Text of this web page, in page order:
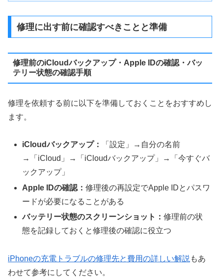
修理に出す前に確認すべきことと準備
修理前のiCloudバックアップ・Apple IDの確認・バッ
テリー状態の確認手順
修理を依頼する前に以下を準備しておくことをおすすめし
ます。
iCloudバックアップ：
「設定」→自分の名前
→「iCloud」→「iCloudバックアップ」→「今すぐバ
ックアップ」
Apple IDの確認：修理後の再設定でApple IDとパスワ
ードが必要になることがある
バッテリー状態のスクリーンショット：修理前の状
態を記録しておくと修理後の確認に役立つ
iPhoneの充電トラブルの修理先と費用の詳しい解説 もあ
わせて参考にしてください。